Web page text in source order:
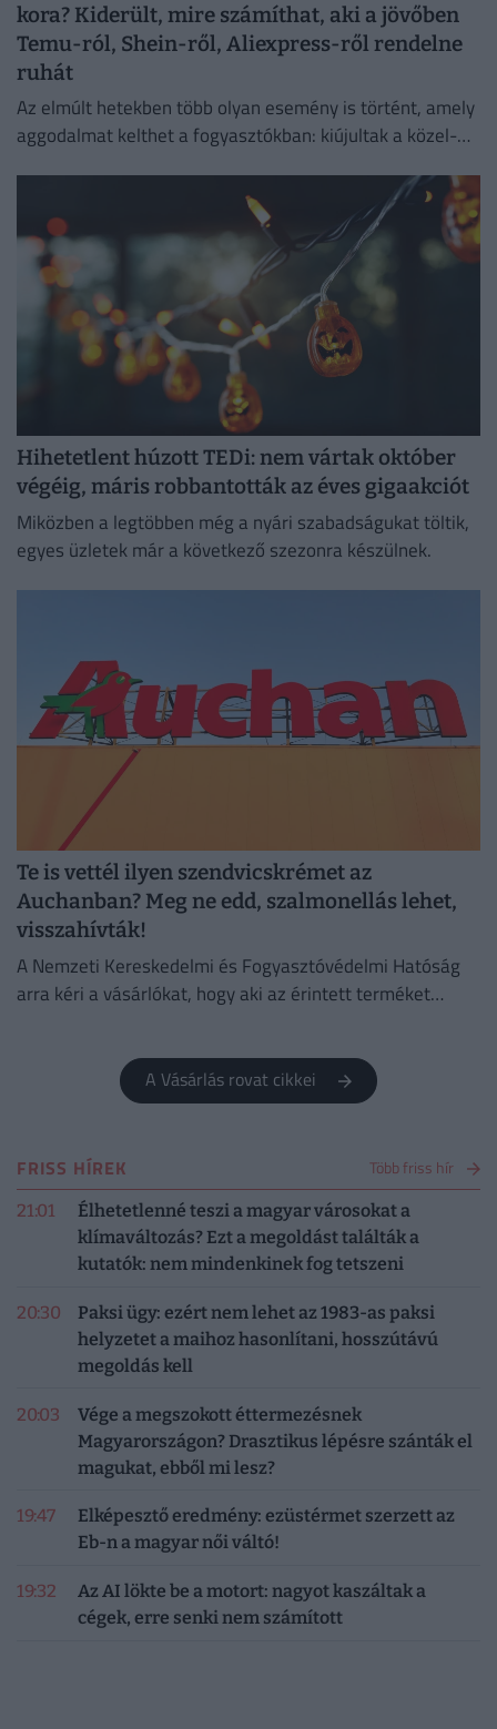
kora? Kiderült, mire számíthat, aki a jövőben
Temu-ról, Shein-ről, Aliexpress-ről rendelne
ruhát
Az elmúlt hetekben több olyan esemény is történt, amely
aggodalmat kelthet a fogyasztókban: kiújultak a közel-
Hihetetlent húzott TEDi: nem vártak október
végéig, máris robbantották az éves gigaakciót
Miközben a legtöbben még a nyári szabadságukat töltik,
egyes üzletek már a következő szezonra készülnek.
Te is vettél ilyen szendvicskrémet az
Auchanban? Meg ne edd, szalmonellás lehet,
visszahívták!
A Nemzeti Kereskedelmi és Fogyasztóvédelmi Hatóság
arra kéri a vásárlókat, hogy aki az érintett terméket
A Vásárlás rovat cikkei
FRISS HÍREK Több friss hír
21:01
Élhetetlenné teszi a magyar városokat a
klímaváltozás? Ezt a megoldást találták a
kutatók: nem mindenkinek fog tetszeni
20:30
Paksi ügy: ezért nem lehet az 1983-as paksi
helyzetet a maihoz hasonlítani, hosszútávú
megoldás kell
20:03
Vége a megszokott éttermezésnek
Magyarországon? Drasztikus lépésre szánták el
magukat, ebből mi lesz?
19:47
Elképesztő eredmény: ezüstérmet szerzett az
Eb-n a magyar női váltó!
19:32
Az AI lökte be a motort: nagyot kaszáltak a
cégek, erre senki nem számított